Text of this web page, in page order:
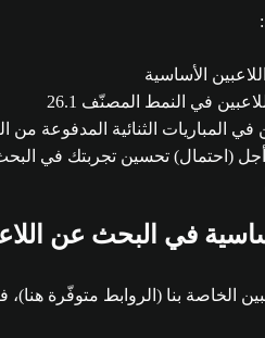
الأساسية
في النمط المصنّف 26.1
في المباريات الثنائية المدفوعة من
أجل (احتمال) تحسين تجربتك في
في البحث عن
الخاصة بنا (الروابط متوفّرة